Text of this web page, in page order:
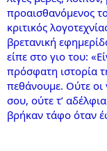
προαισθανόμενος
κριτικός
βρετανική
είπε στο γιο του:
πρόσφατη ιστορία
πεθάνουμε. Ούτε οι
σου, ούτε τ’
βρήκαν τάφο όταν